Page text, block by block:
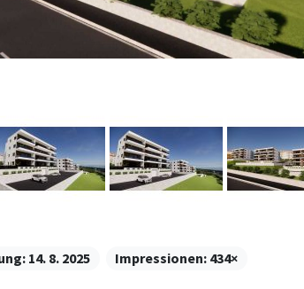
14. 8. 2025 Impressionen: 434×